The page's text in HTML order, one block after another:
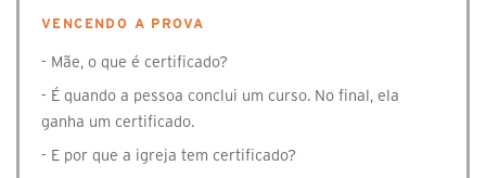
VENCENDO A PROVA
- Mãe, o que é certificado?
- É quando a pessoa conclui um curso. No final, ela
ganha um certificado.
- E por que a igreja tem certificado?